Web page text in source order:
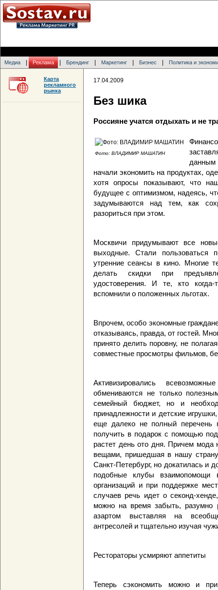
Медиа Реклама Брендинг Маркетинг Бизнес Политика и
17.04.2009
Без шика
Россияне учатся отдыхать и не
Фото: ВЛАДИМИР МАШАТИН
начали экономить на продуктах,
хотя опросы показывают, что
будущее с оптимизмом, надеясь,
задумываются над тем, как
разориться при этом.
Москвичи придумывают все
выходные. Стали пользоваться
утренние сеансы в кино. Многие
делать скидки при
удостоверения. И те, кто
вспомнили о положенных льготах.
Впрочем, особо экономные
отказываясь, правда, от гостей.
принято делить поровну, не
совместные просмотры фильмов,
Активизировались
обмениваются не только
семейный бюджет, но и
принадлежности и детские
еще далеко не полный перечень
получить в подарок с помощью
растет день ото дня. Причем
вещами, пришедшая в нашу
Санкт-Петербург, но докатилась и
подобные клубы взаимопомощи
организаций и при поддержке
случаев речь идет о секонд-
можно на время забыть, разумно
азартом выставляя на
антресолей и тщательно изучая
Рестораторы усмиряют аппетиты
Теперь сэкономить можно и
Карта
рекламного
рынка